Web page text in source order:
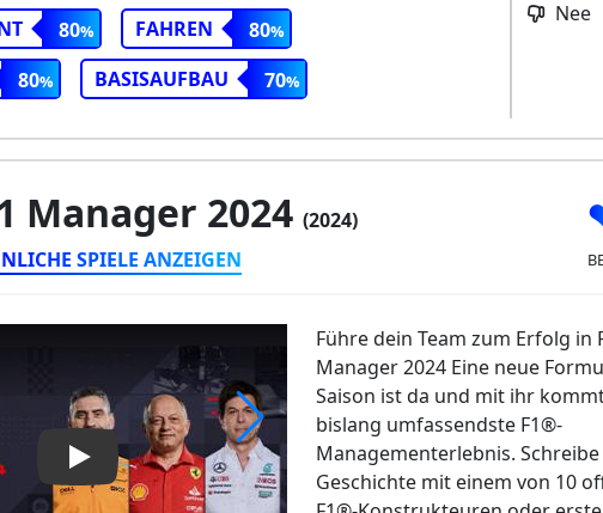
80 FAHREN
80
80 BASISAUFBAU 70
Nee
Manager 2024 (2024)
SPIELE ANZEIGEN
Play Video: F1 Manager 2024
Führe dein Team zum Erfolg in
Manager 2024 Eine neue
Saison ist da und mit ihr
bislang umfassendste F1®-
Managementerlebnis. Schreibe
Geschichte mit einem von 10